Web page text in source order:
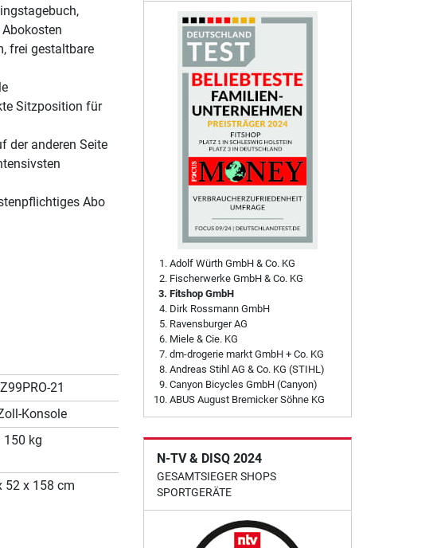
frei gestaltbare
Sitzposition für
der anderen Seite
Abo
21
Konsole
150 kg
52 x 158 cm
Adolf Würth GmbH & Co. KG
Fischerwerke GmbH & Co. KG
Fitshop GmbH
Dirk Rossmann GmbH
Ravensburger AG
Miele & Cie. KG
dm-drogerie markt GmbH + Co. KG
Andreas Stihl AG & Co. KG (STIHL)
Canyon Bicycles GmbH (Canyon)
ABUS August Bremicker Söhne KG
N-TV & DISQ 2024
GESAMTSIEGER SHOPS
SPORTGERÄTE